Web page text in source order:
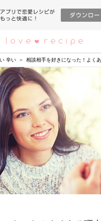
恋愛
辛い 相談相手を好きになった！よく